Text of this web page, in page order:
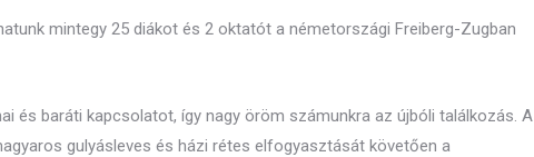
mintegy 25 diákot és 2 oktatót a németországi Freiberg-Zugban
és baráti kapcsolatot, így nagy öröm számunkra az újbóli találkozás. A
gulyásleves és házi rétes elfogyasztását követően a